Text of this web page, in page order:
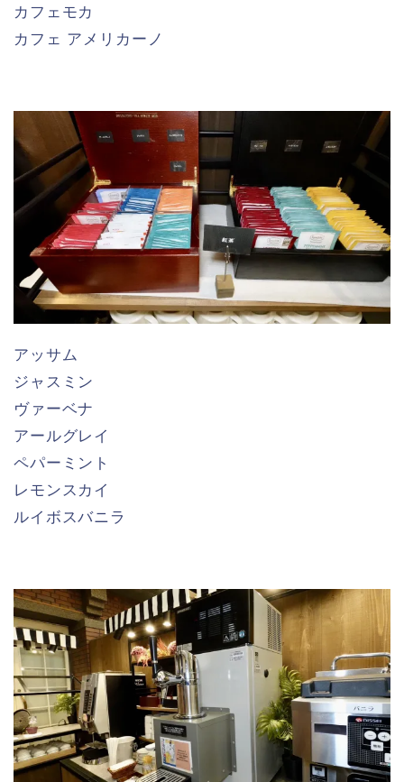
カフェモカ
カフェ アメリカーノ
アッサム
ジャスミン
ヴァーベナ
アールグレイ
ペパーミント
レモンスカイ
ルイボスバニラ